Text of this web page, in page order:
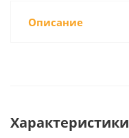
Описание
Характеристики